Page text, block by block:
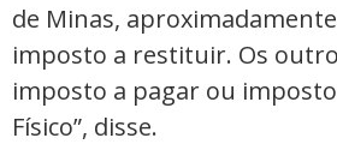
de Minas,
imposto a restituir. Os
imposto a pagar ou
Físico”, disse.